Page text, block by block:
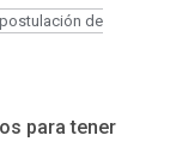
postulación de
para tener